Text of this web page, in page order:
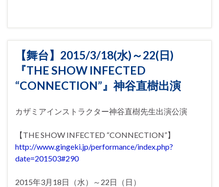
【舞台】2015/3/18(水)～22(日)
『THE SHOW INFECTED
“CONNECTION”』神谷直樹出演
カザミアインストラクター神谷直樹先生出演公演
【THE SHOW INFECTED “CONNECTION”】
http://www.gingeki.jp/performance/index.php?
date=201503#290
2015年3月18日（水）～22日（日）